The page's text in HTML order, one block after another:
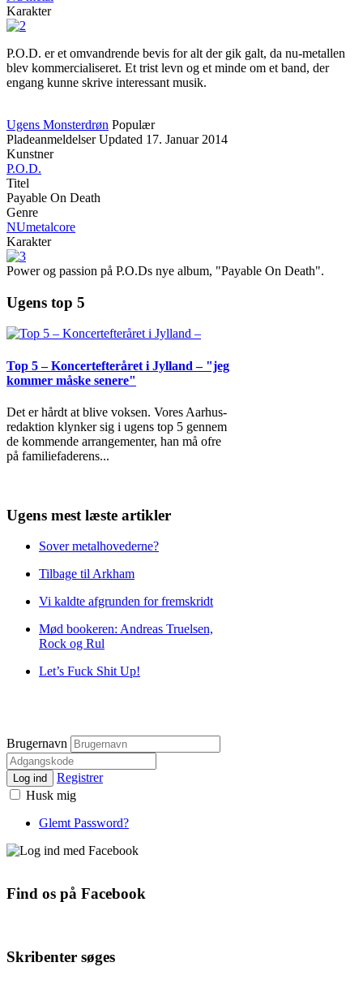
Karakter
P.O.D. er et omvandrende bevis for alt der gik galt, da nu-metallen
blev kommercialiseret. Et trist levn og et minde om et band, der
engang kunne skrive interessant musik.
Ugens Monsterdrøn Populær
Pladeanmeldelser Updated 17. Januar 2014
Kunstner
P.O.D.
Titel
Payable On Death
Genre
NUmetalcore
Karakter
Power og passion på P.O.Ds nye album, "Payable On Death".
Ugens top 5
Top 5 – Koncertefteråret i Jylland – "jeg
kommer måske senere"
Det er hårdt at blive voksen. Vores Aarhus-
redaktion klynker sig i ugens top 5 gennem
de kommende arrangementer, han må ofre
på familiefaderens...
Ugens mest læste artikler
Sover metalhovederne?
Tilbage til Arkham
Vi kaldte afgrunden for fremskridt
Mød bookeren: Andreas Truelsen,
Rock og Rul
Let’s Fuck Shit Up!
Brugernavn
Log ind
Registrer
Husk mig
Glemt Password?
Find os på Facebook
Skribenter søges